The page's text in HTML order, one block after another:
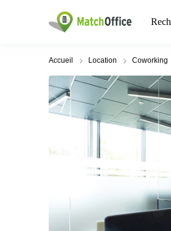
Accueil Location Coworking